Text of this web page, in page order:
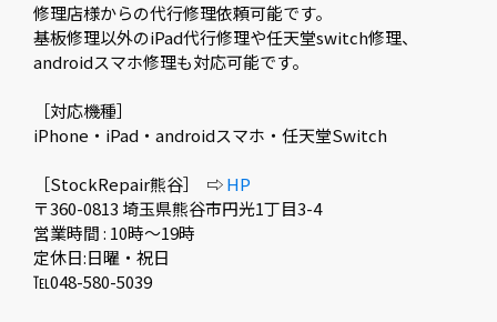
修理店様からの代行修理依頼可能です。
基板修理以外のiPad代行修理や任天堂switch修理、
androidスマホ修理も対応可能です。
［対応機種］
iPhone・iPad・androidスマホ・任天堂Switch
［StockRepair熊谷］ ⇨HP
〒360-0813 埼玉県熊谷市円光1丁目3-4
営業時間 : 10時〜19時
定休日:日曜・祝日
℡048-580-5039